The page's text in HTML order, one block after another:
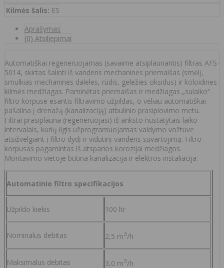
Kilmės šalis: ES
Aprašymas
(0) Atsiliepimai
Automatiškai regeneruojamas (savaime atsiplaunantis) filtras AFS-
5014, skirtas šalinti iš vandens mechanines priemaišas (smėlį,
smulkias mechanines daleles, rūdis, geležies oksidus) ir koloidines
kilmės medžiagas. Paminėtas priemaišas ir medžiagas „sulaiko“
filtro korpuse esantis filtravimo užpildas, o vėliau automatiškai
pašalina į drenažą (kanalizaciją) atbulinio prasiplovimo metu.
Filtrai prasiplauna (regeneruojasi) iš anksto nustatytais laiko
intervalais, kurių ilgis užprogramuojamas valdymo vožtuve
atsižvelgiant į filtro dydį ir vidutinį vandens suvartojimą. Filtro
korpusas pagamintas iš atsparios korozijai medžiagos.
Montavimo vietoje būtina kanalizacija ir elektros instaliacija.
Automatinio filtro specifikacijos
Užpildo kiekis 100 ltr
Nominalus debitas 2,5 m3/h
Maksimalus debitas 3,0 m3/h